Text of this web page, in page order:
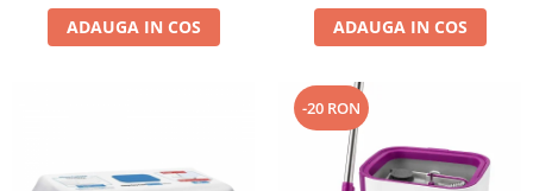
ADAUGA IN COS ADAUGA IN COS
-20 RON